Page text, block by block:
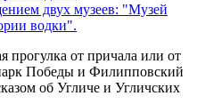
двух музеев: "Музей
водки".
прогулка от причала или от
Победы и Филипповский
об Угличе и Угличских